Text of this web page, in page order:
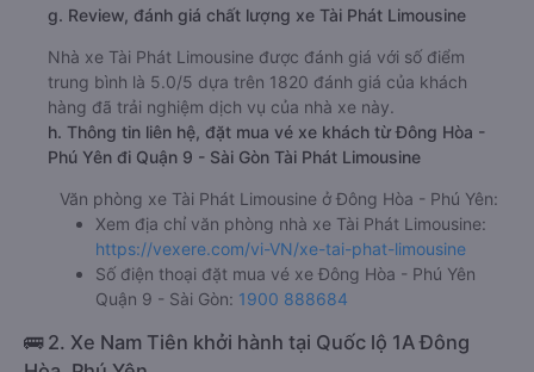
g. Review, đánh giá chất lượng xe Tài Phát Limousine
Nhà xe Tài Phát Limousine được đánh giá với số điểm
trung bình là 5.0/5 dựa trên 1820 đánh giá của khách
hàng đã trải nghiệm dịch vụ của nhà xe này.
h. Thông tin liên hệ, đặt mua vé xe khách từ Đông Hòa -
Phú Yên đi Quận 9 - Sài Gòn Tài Phát Limousine
Văn phòng xe Tài Phát Limousine ở Đông Hòa - Phú Yên:
Xem địa chỉ văn phòng nhà xe Tài Phát Limousine:
https://vexere.com/vi-VN/xe-tai-phat-limousine
Số điện thoại đặt mua vé xe Đông Hòa - Phú Yên
Quận 9 - Sài Gòn: 1900 888684
🚌 2. Xe Nam Tiên khởi hành tại Quốc lộ 1A Đông